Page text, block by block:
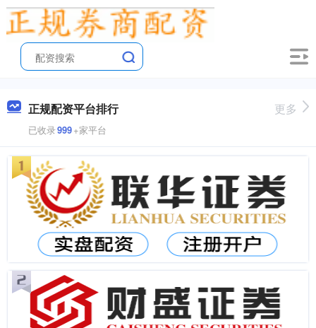
正规配资平台排行
已收录999+家平台
更多